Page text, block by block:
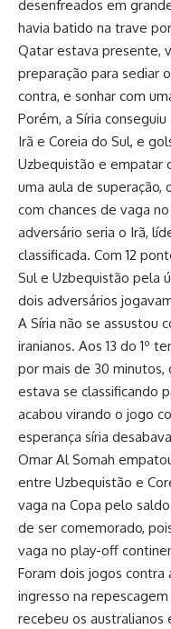
desenfreados em
havia batido na trave
Qatar estava presente,
preparação para sediar
contra, e sonhar com
Porém, a Síria
Irã e Coreia do Sul, e
Uzbequistão e empatar
uma aula de superação,
com chances de vaga
adversário seria o Irã,
classificada. Com 12
Sul e Uzbequistão pela
dois adversários
A Síria não se assustou
iranianos. Aos 13 do 1º
por mais de 30
estava se classificando
acabou virando o jogo
esperança síria
Omar Al Somah
entre Uzbequistão e
vaga na Copa pelo
de ser comemorado,
vaga no play-off
Foram dois jogos
ingresso na
recebeu os australianos